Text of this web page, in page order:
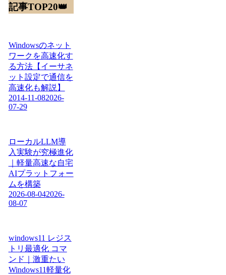
記事TOP20👑
Windowsのネット
ワークを高速化す
る方法【イーサネ
ット設定で通信を
高速化も解説】
2014-11-082026-
07-29
ローカルLLM導
入実験が究極進化
｜軽量高速な自宅
AIプラットフォー
ムを構築
2026-08-042026-
08-07
windows11 レジス
トリ最適化 コマ
ンド｜激重たい
Windows11軽量化